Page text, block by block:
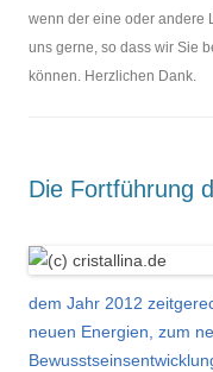
wenn der eine oder andere
uns gerne, so dass wir Sie
können. Herzlichen Dank.
Die Fortführung
dem Jahr 2012
neuen Energien, zum